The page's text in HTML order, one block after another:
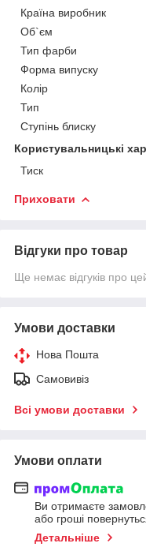
Країна виробник
Об`єм
Тип фарби
Форма випуску
Колір
Тип
Ступінь блиску
Користувальницькі
Тиск
Приховати
Відгуки про товар
Ще немає відгуків про
Умови доставки
Нова Пошта
Самовивіз
Всі умови доставки
Умови оплати
Ви отримаєте
або гроші
Детальніше